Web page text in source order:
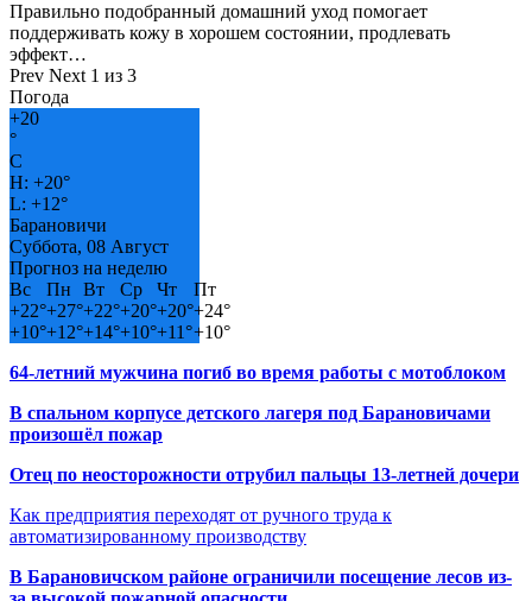
Правильно подобранный домашний уход помогает
поддерживать кожу в хорошем состоянии, продлевать
эффект…
Prev Next 1 из 3
Погода
+20
°
C
H: +20°
L: +12°
Барановичи
Суббота, 08 Август
Прогноз на неделю
Вс
Пн Вт Ср Чт
Пт
+22°+27°+22°+20°+20°+24°
+10°+12°+14°+10°+11°+10°
64-летний мужчина погиб во время работы с мотоблоком
В спальном корпусе детского лагеря под Барановичами
произошёл пожар
Отец по неосторожности отрубил пальцы 13-летней дочери
Как предприятия переходят от ручного труда к
автоматизированному производству
В Барановичском районе ограничили посещение лесов из-